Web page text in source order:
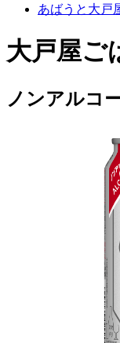
あばうと大戸
大戸屋ご
ノンアルコ